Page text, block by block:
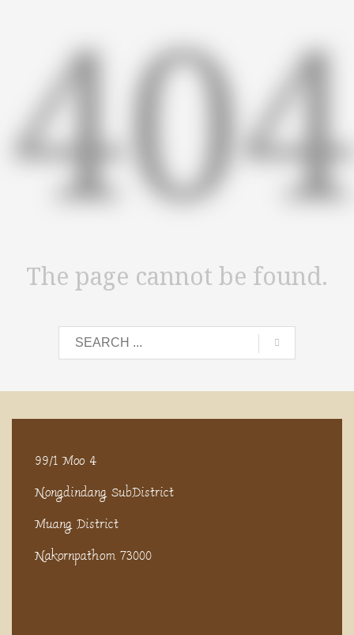
The page cannot be found.
99/1 Moo 4
Nongdindang SubDistrict
Muang District
Nakornpathom 73000